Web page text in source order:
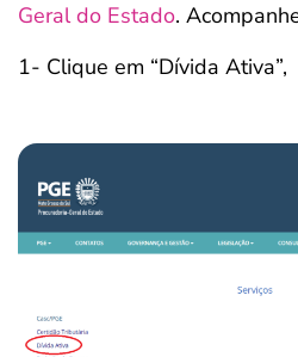
Geral do Estado.
1- Clique em “Dívida Ativa”,